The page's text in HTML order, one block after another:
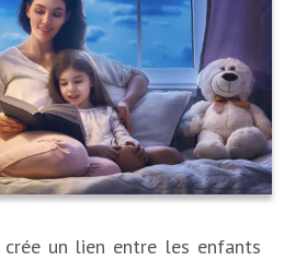
un lien entre les enfants